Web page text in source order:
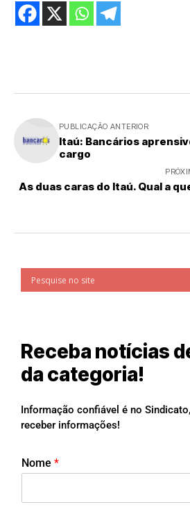
PUBLICAÇÃO ANTERIOR
Itaú: Bancários
cargo
As duas caras do Itaú. Qual a
Receba notícias
da categoria!
Informação confiável é no
receber informações!
Nome *